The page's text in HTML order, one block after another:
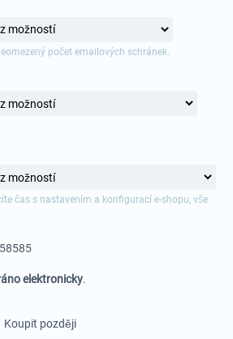
počet emailových schránek.
čas s nastavením a konfigurací e-shopu, vše
elektronicky.
Koupit později